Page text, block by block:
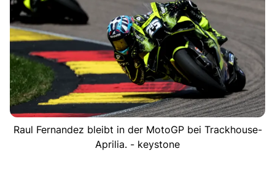
Raul Fernandez bleibt in der MotoGP bei Trackhouse-
Aprilia. - keystone